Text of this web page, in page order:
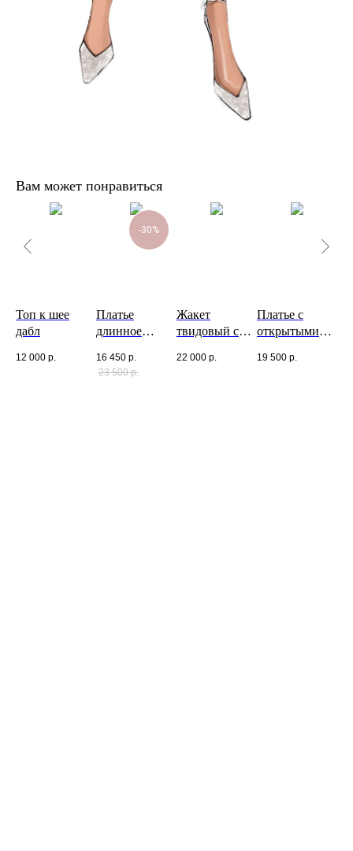
Вам может понравиться
Топ к шее
дабл
12 000 р.
-30%
Платье
длинное
р
16 450 р.
23 500 р.
Жакет
твидовый с
рукавами
22 000 р.
Платье с
открытыми
вискоза
19 500 р.